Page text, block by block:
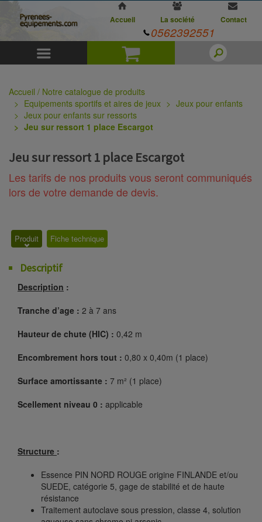
Panier
Accueil La société Contact
0562392551
Accueil / Notre catalogue de produits
Equipements sportifs et aires de jeux
Jeux pour enfants
Jeux pour enfants sur ressorts
Jeu sur ressort 1 place Escargot
Jeu sur ressort 1 place Escargot
Les tarifs de nos produits vous seront communiqués
lors de votre demande de devis.
Produit Fiche technique
Descriptif
Description :
Tranche d’age : 2 à 7 ans
Hauteur de chute (HIC) : 0,42 m
Encombrement hors tout : 0,80 x 0,40m (1 place)
Surface amortissante : 7 m² (1 place)
Scellement niveau 0 : applicable
Structure :
Essence PIN NORD ROUGE origine FINLANDE et/ou
SUEDE, catégorie 5, gage de stabilité et de haute
résistance
Traitement autoclave sous pression, classe 4, solution